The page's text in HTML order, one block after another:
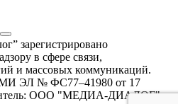
зарегистрировано
в сфере связи,
и массовых коммуникаций.
ЭЛ № ФС77–41980 от 17
ООО "МЕДИА-ДИАЛОГ"